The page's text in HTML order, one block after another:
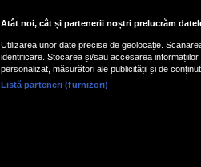
Vezi versiune mobil
|Gestionați preferințele
Atât noi, cât și partenerii noștri prelucrăm
Utilizarea unor date precise de geolocație.
identificare. Stocarea și/sau accesarea
personalizat, măsurători ale publicității și de
Listă parteneri (furnizori)